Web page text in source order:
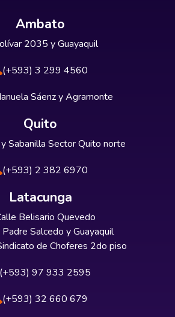
Ambato
2035 y Guayaquil
(+593) 3 299 4560
Sáenz y Agramonte
Quito
Sabanilla Sector Quito norte
(+593) 2 382 6970
Latacunga
Belisario Quevedo
Salcedo y Guayaquil
de Choferes 2do piso
(+593) 97 933 2595
(+593) 32 660 679